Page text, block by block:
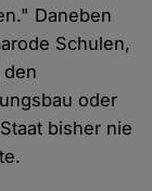
Daneben
Schulen,
oder
bisher nie